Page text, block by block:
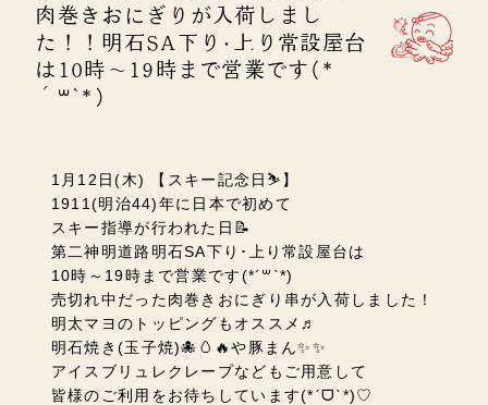
肉巻きおにぎりが入荷しまし
た！！明石SA下り･上り常設屋台
は10時～19時まで営業です(*
´꒳`*)
1月12日(木) 【スキー記念日⛷】
1911(明治44)年に日本で初めて
スキー指導が行われた日📝
第二神明道路明石SA下り･上り常設屋台は
10時～19時まで営業です(*´꒳`*)
売切れ中だった肉巻きおにぎり串が入荷しました！
明太マヨのトッピングもオススメ♬
明石焼き(玉子焼)🐙🥚🔥や豚まん✨✨
アイスブリュレクレープなどもご用意して
皆様のご利用をお待ちしています(*ˊᗜˋ*)♡